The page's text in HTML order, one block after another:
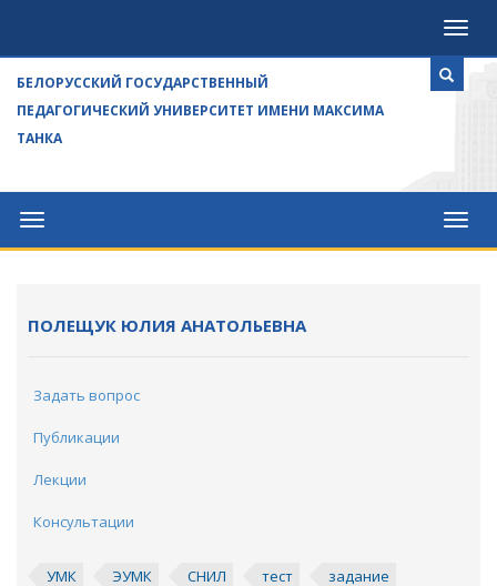
БЕЛОРУССКИЙ ГОСУДАРСТВЕННЫЙ
ПЕДАГОГИЧЕСКИЙ УНИВЕРСИТЕТ ИМЕНИ МАКСИМА
ТАНКА
Университет
ПОЛЕЩУК ЮЛИЯ АНАТОЛЬЕВНА
Задать вопрос
Публикации
Лекции
Консультации
УМК ЭУМК СНИЛ тест
задание